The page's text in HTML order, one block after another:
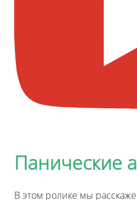
Панические
В этом ролике мы